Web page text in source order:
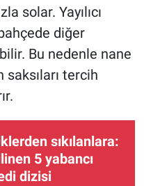
solar. Yayılıcı
diğer
Bu nedenle nane
tercih
sıkılanlara:
5 yabancı
dizisi